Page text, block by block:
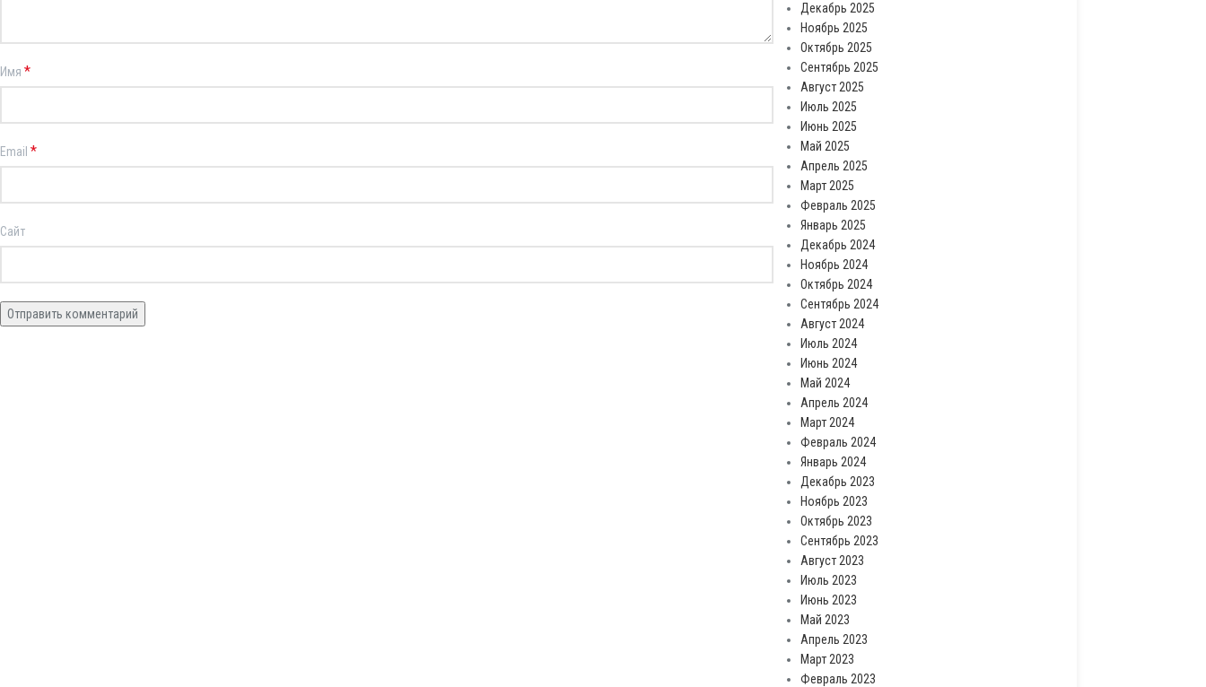
Имя *
Email *
Сайт
Декабрь 2025
Ноябрь 2025
Октябрь 2025
Сентябрь 2025
Август 2025
Июль 2025
Июнь 2025
Май 2025
Апрель 2025
Март 2025
Февраль 2025
Январь 2025
Декабрь 2024
Ноябрь 2024
Октябрь 2024
Сентябрь 2024
Август 2024
Июль 2024
Июнь 2024
Май 2024
Апрель 2024
Март 2024
Февраль 2024
Январь 2024
Декабрь 2023
Ноябрь 2023
Октябрь 2023
Сентябрь 2023
Август 2023
Июль 2023
Июнь 2023
Май 2023
Апрель 2023
Март 2023
Февраль 2023